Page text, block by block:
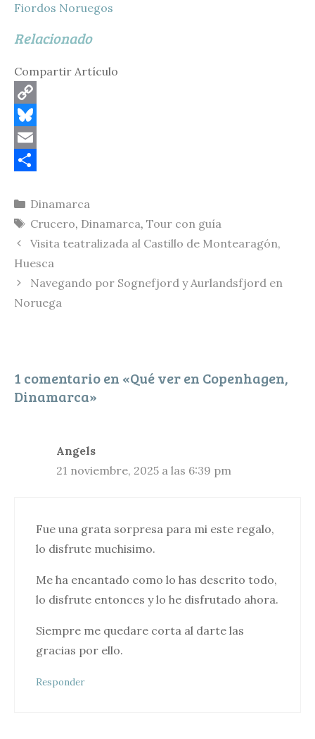
Fiordos Noruegos
Relacionado
Compartir Artículo
C
o
p
L
i
n
B
e
s
k
E
a
i
o
m
p
r
Categorías
Dinamarca
Etiquetas
Crucero, Dinamarca, Tour con guía
Visita teatralizada al Castillo de Montearagón,
Huesca
Navegando por Sognefjord y Aurlandsfjord en
Noruega
1 comentario en «Qué ver en Copenhagen,
Dinamarca»
Angels
21 noviembre, 2025 a las 6:39 pm
Fue una grata sorpresa para mi este regalo,
lo disfrute muchisimo.
Me ha encantado como lo has descrito todo,
lo disfrute entonces y lo he disfrutado ahora.
Siempre me quedare corta al darte las
gracias por ello.
Responder